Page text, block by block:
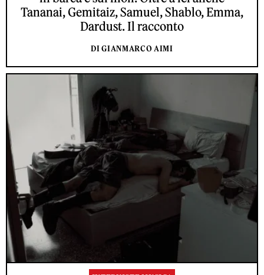
Tananai, Gemitaiz, Samuel, Shablo, Emma,
Dardust. Il racconto
DI GIANMARCO AIMI